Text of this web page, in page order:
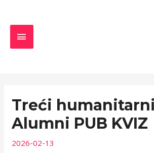
MENU
Treći
Alumni PUB KVIZ
2026-02-13